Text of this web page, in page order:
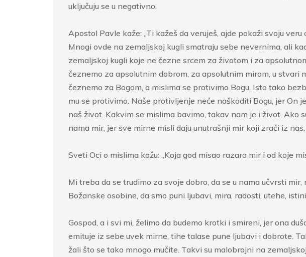
uključuju se u negativno.
Apostol Pavle kaže: „Ti kažeš da veruješ, ajde pokaži svoju
Mnogi ovde na zemaljskoj kugli smatraju sebe nevernima, ali
zemaljskoj kugli koje ne čezne srcem za životom i za
čeznemo za apsolutnim dobrom, za apsolutnim mirom, u stvari
čeznemo za Bogom, a mislima se protivimo Bogu. Isto tako
mu se protivimo. Naše protivljenje neće naškoditi Bogu, jer On
naš život. Kakvim se mislima bavimo, takav nam je i život. Ako
nama mir, jer sve mirne misli daju unutrašnji mir koji zrači iz
Sveti Oci o mislima kažu: „Koja god misao razara mir i od koje
Mi treba da se trudimo za svoje dobro, da se u nama učvrsti
Božanske osobine, da smo puni ljubavi, mira, radosti, utehe,
Gospod, a i svi mi, želimo da budemo krotki i smireni, jer ona
emituje iz sebe uvek mirne, tihe talase pune ljubavi i dobrote.
žali što se tako mnogo mučite. Takvi su malobrojni na